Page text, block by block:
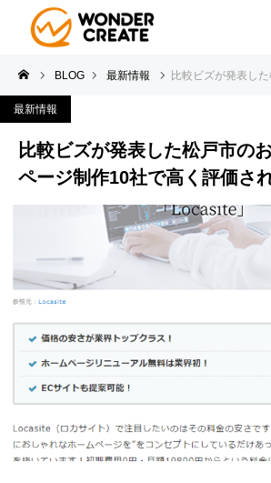
BLOG 最新情報 比較ビズが発表した松戸市のおすすめホ
最新情報
比較ビズが発表した松戸市の
ページ制作10社で高く評価さ